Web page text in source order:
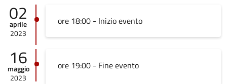
02
aprile
2023
ore 18:00 - Inizio evento
16
maggio
2023
ore 19:00 - Fine evento